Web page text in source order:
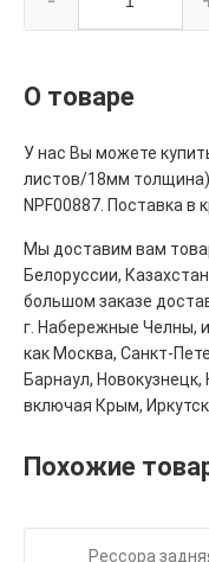
О товаре
У нас Вы можете
листов/18мм
NPF00887. Поставка в
Мы доставим вам
Белоруссии,
большом заказе
г. Набережные Челны,
как Москва, Санкт-
Барнаул,
включая Крым,
Похожие
Рессора